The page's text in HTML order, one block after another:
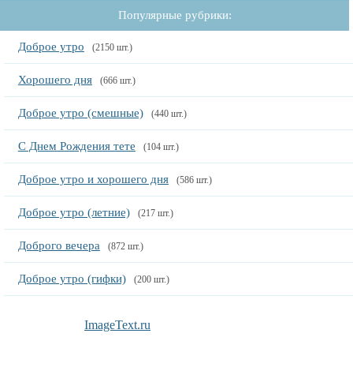
Популярные рубрики:
Доброе утро (2150 шт.)
Хорошего дня (666 шт.)
Доброе утро (смешные) (440 шт.)
С Днем Рождения тете (104 шт.)
Доброе утро и хорошего дня (586 шт.)
Доброе утро (летние) (217 шт.)
Доброго вечера (872 шт.)
Доброе утро (гифки) (200 шт.)
ImageText.ru